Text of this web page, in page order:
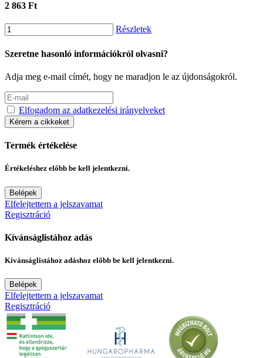
2 863 Ft
Részletek
Szeretne hasonló információkról olvasni?
Adja meg e-mail címét, hogy ne maradjon le az újdonságokról.
Elfogadom az adatkezelési irányelveket
Kérem a cikkeket
Termék értékelése
Értékeléshez előbb be kell jelentkezni.
Belépek
Elfelejtettem a jelszavamat
Regisztráció
Kívánságlistához adás
Kívánságlistához adáshoz előbb be kell jelentkezni.
Belépek
Elfelejtettem a jelszavamat
Regisztráció